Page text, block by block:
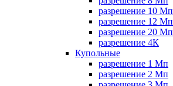
разрешение 10 Мп
разрешение 12 Мп
разрешение 20 Мп
разрешение 4К
Купольные
разрешение 1 Мп
разрешение 2 Мп